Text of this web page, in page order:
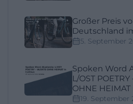
Großer Preis
Deutschland
5. September
Spoken Word
L/OST POETRY
OHNE
19. September